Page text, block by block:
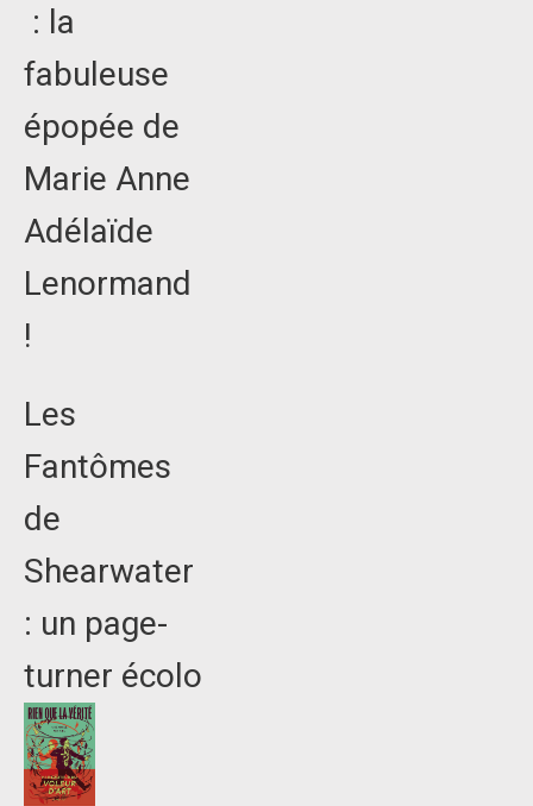
: la
fabuleuse
épopée de
Marie Anne
Adélaïde
Lenormand
!
Les
Fantômes
de
Shearwater
: un page-
turner écolo